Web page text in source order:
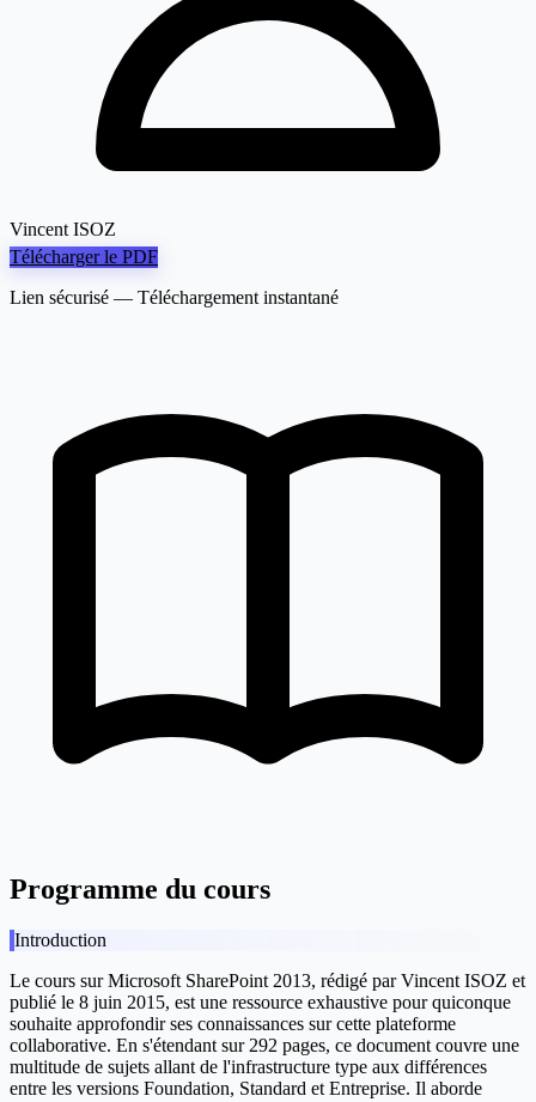
Vincent ISOZ
Télécharger le PDF
Lien sécurisé — Téléchargement instantané
Programme du cours
Introduction
Le cours sur Microsoft SharePoint 2013, rédigé par Vincent ISOZ et
publié le 8 juin 2015, est une ressource exhaustive pour quiconque
souhaite approfondir ses connaissances sur cette plateforme
collaborative. En s'étendant sur 292 pages, ce document couvre une
multitude de sujets allant de l'infrastructure type aux différences
entre les versions Foundation, Standard et Entreprise. Il aborde